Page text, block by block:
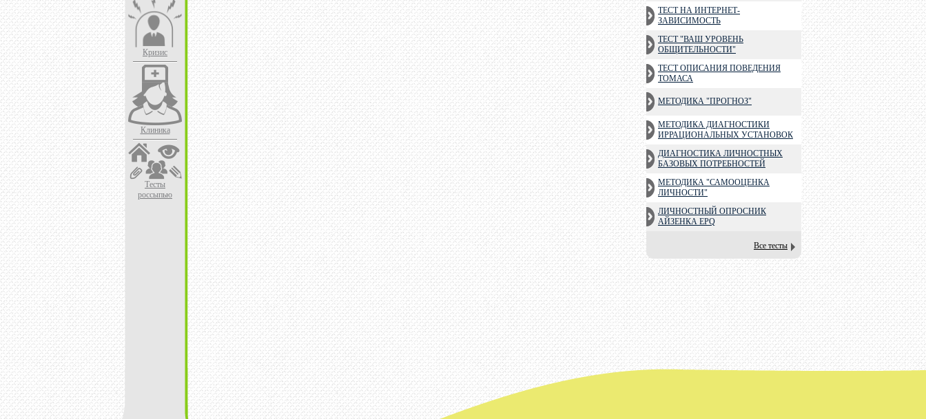
Кризис
Клиника
Тесты
россыпью
ТЕСТ НА ИНТЕРНЕТ-
ЗАВИСИМОСТЬ
ТЕСТ "ВАШ УРОВЕНЬ
ОБЩИТЕЛЬНОСТИ"
ТЕСТ ОПИСАНИЯ ПОВЕДЕНИЯ
ТОМАСА
МЕТОДИКА "ПРОГНОЗ"
МЕТОДИКА ДИАГНОСТИКИ
ИРРАЦИОНАЛЬНЫХ УСТАНОВОК
ДИАГНОСТИКА ЛИЧНОСТНЫХ
БАЗОВЫХ ПОТРЕБНОСТЕЙ
МЕТОДИКА "САМООЦЕНКА
ЛИЧНОСТИ"
ЛИЧНОСТНЫЙ ОПРОСНИК
АЙЗЕНКА EPQ
Все тесты